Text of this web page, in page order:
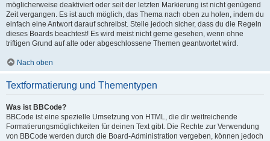
möglicherweise deaktiviert oder seit der letzten Markierung ist nicht genügend
Zeit vergangen. Es ist auch möglich, das Thema nach oben zu holen, indem du
einfach eine Antwort darauf schreibst. Stelle jedoch sicher, dass du die Regeln
dieses Boards beachtest! Es wird meist nicht gerne gesehen, wenn ohne
triftigen Grund auf alte oder abgeschlossene Themen geantwortet wird.
Nach oben
Textformatierung und Thementypen
Was ist BBCode?
BBCode ist eine spezielle Umsetzung von HTML, die dir weitreichende
Formatierungsmöglichkeiten für deinen Text gibt. Die Rechte zur Verwendung
von BBCode werden durch die Board-Administration vergeben, können jedoch